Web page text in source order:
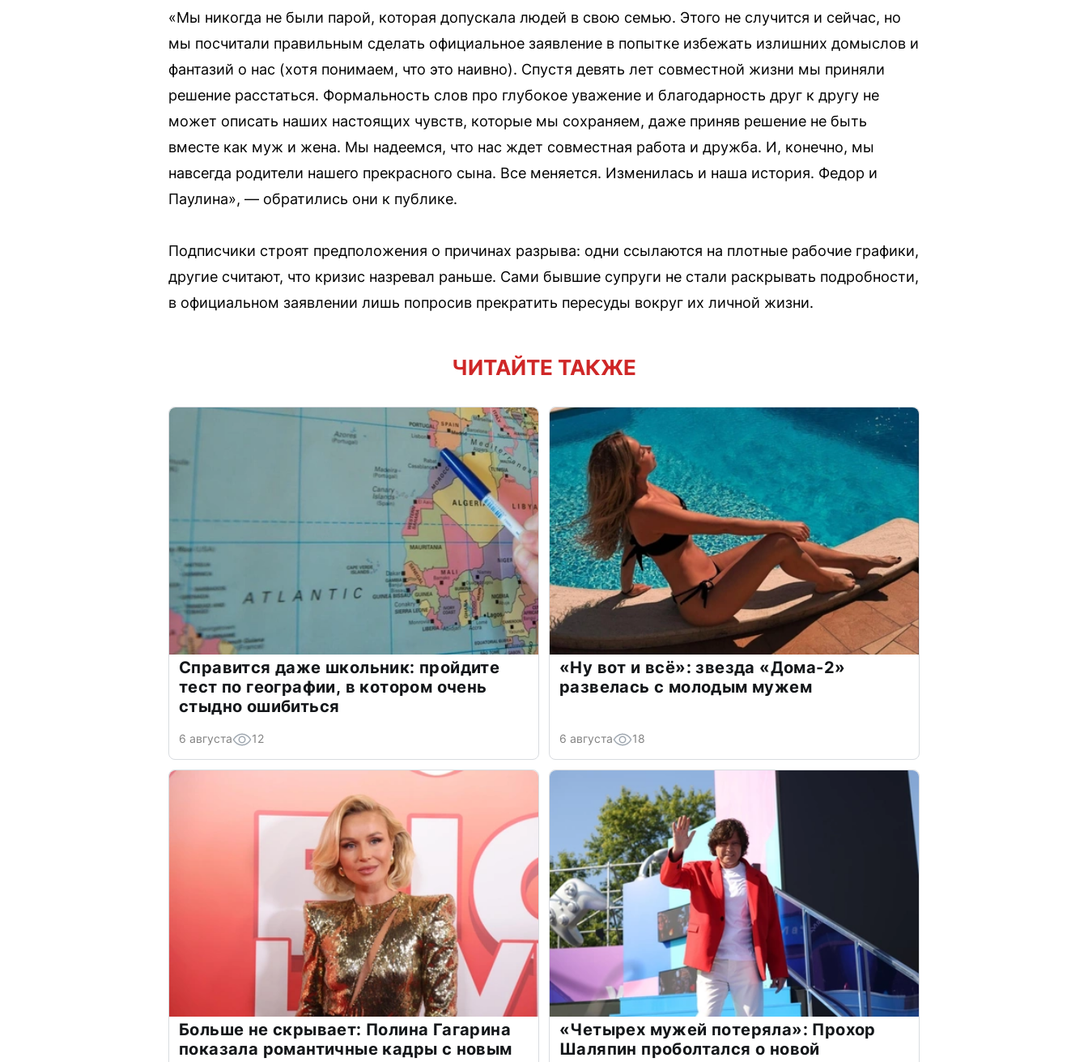
«Мы никогда не были парой, которая допускала людей в свою семью. Этого не случится и сейчас, но
мы посчитали правильным сделать официальное заявление в попытке избежать излишних домыслов и
фантазий о нас (хотя понимаем, что это наивно). Спустя девять лет совместной жизни мы приняли
решение расстаться. Формальность слов про глубокое уважение и благодарность друг к другу не
может описать наших настоящих чувств, которые мы сохраняем, даже приняв решение не быть
вместе как муж и жена. Мы надеемся, что нас ждет совместная работа и дружба. И, конечно, мы
навсегда родители нашего прекрасного сына. Все меняется. Изменилась и наша история. Федор и
Паулина», — обратились они к публике.
Подписчики строят предположения о причинах разрыва: одни ссылаются на плотные рабочие графики,
другие считают, что кризис назревал раньше. Сами бывшие супруги не стали раскрывать подробности,
в официальном заявлении лишь попросив прекратить пересуды вокруг их личной жизни.
ЧИТАЙТЕ ТАКЖЕ
Справится даже школьник: пройдите
тест по географии, в котором очень
стыдно ошибиться
6 августа 12
«Ну вот и всё»: звезда «Дома-2»
развелась с молодым мужем
6 августа 18
Больше не скрывает: Полина Гагарина
показала романтичные кадры с новым
«Четырех мужей потеряла»: Прохор
Шаляпин проболтался о новой